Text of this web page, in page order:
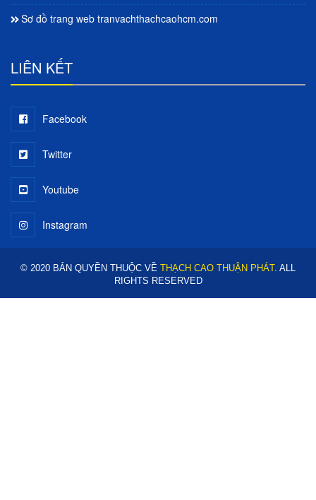
Sơ đồ trang web tranvachthachcaohcm.com
LIÊN KẾT
Facebook
Twitter
Youtube
Instagram
© 2020 BẢN QUYỀN THUỘC VỀ THẠCH CAO THUẬN PHÁT. ALL
RIGHTS RESERVED